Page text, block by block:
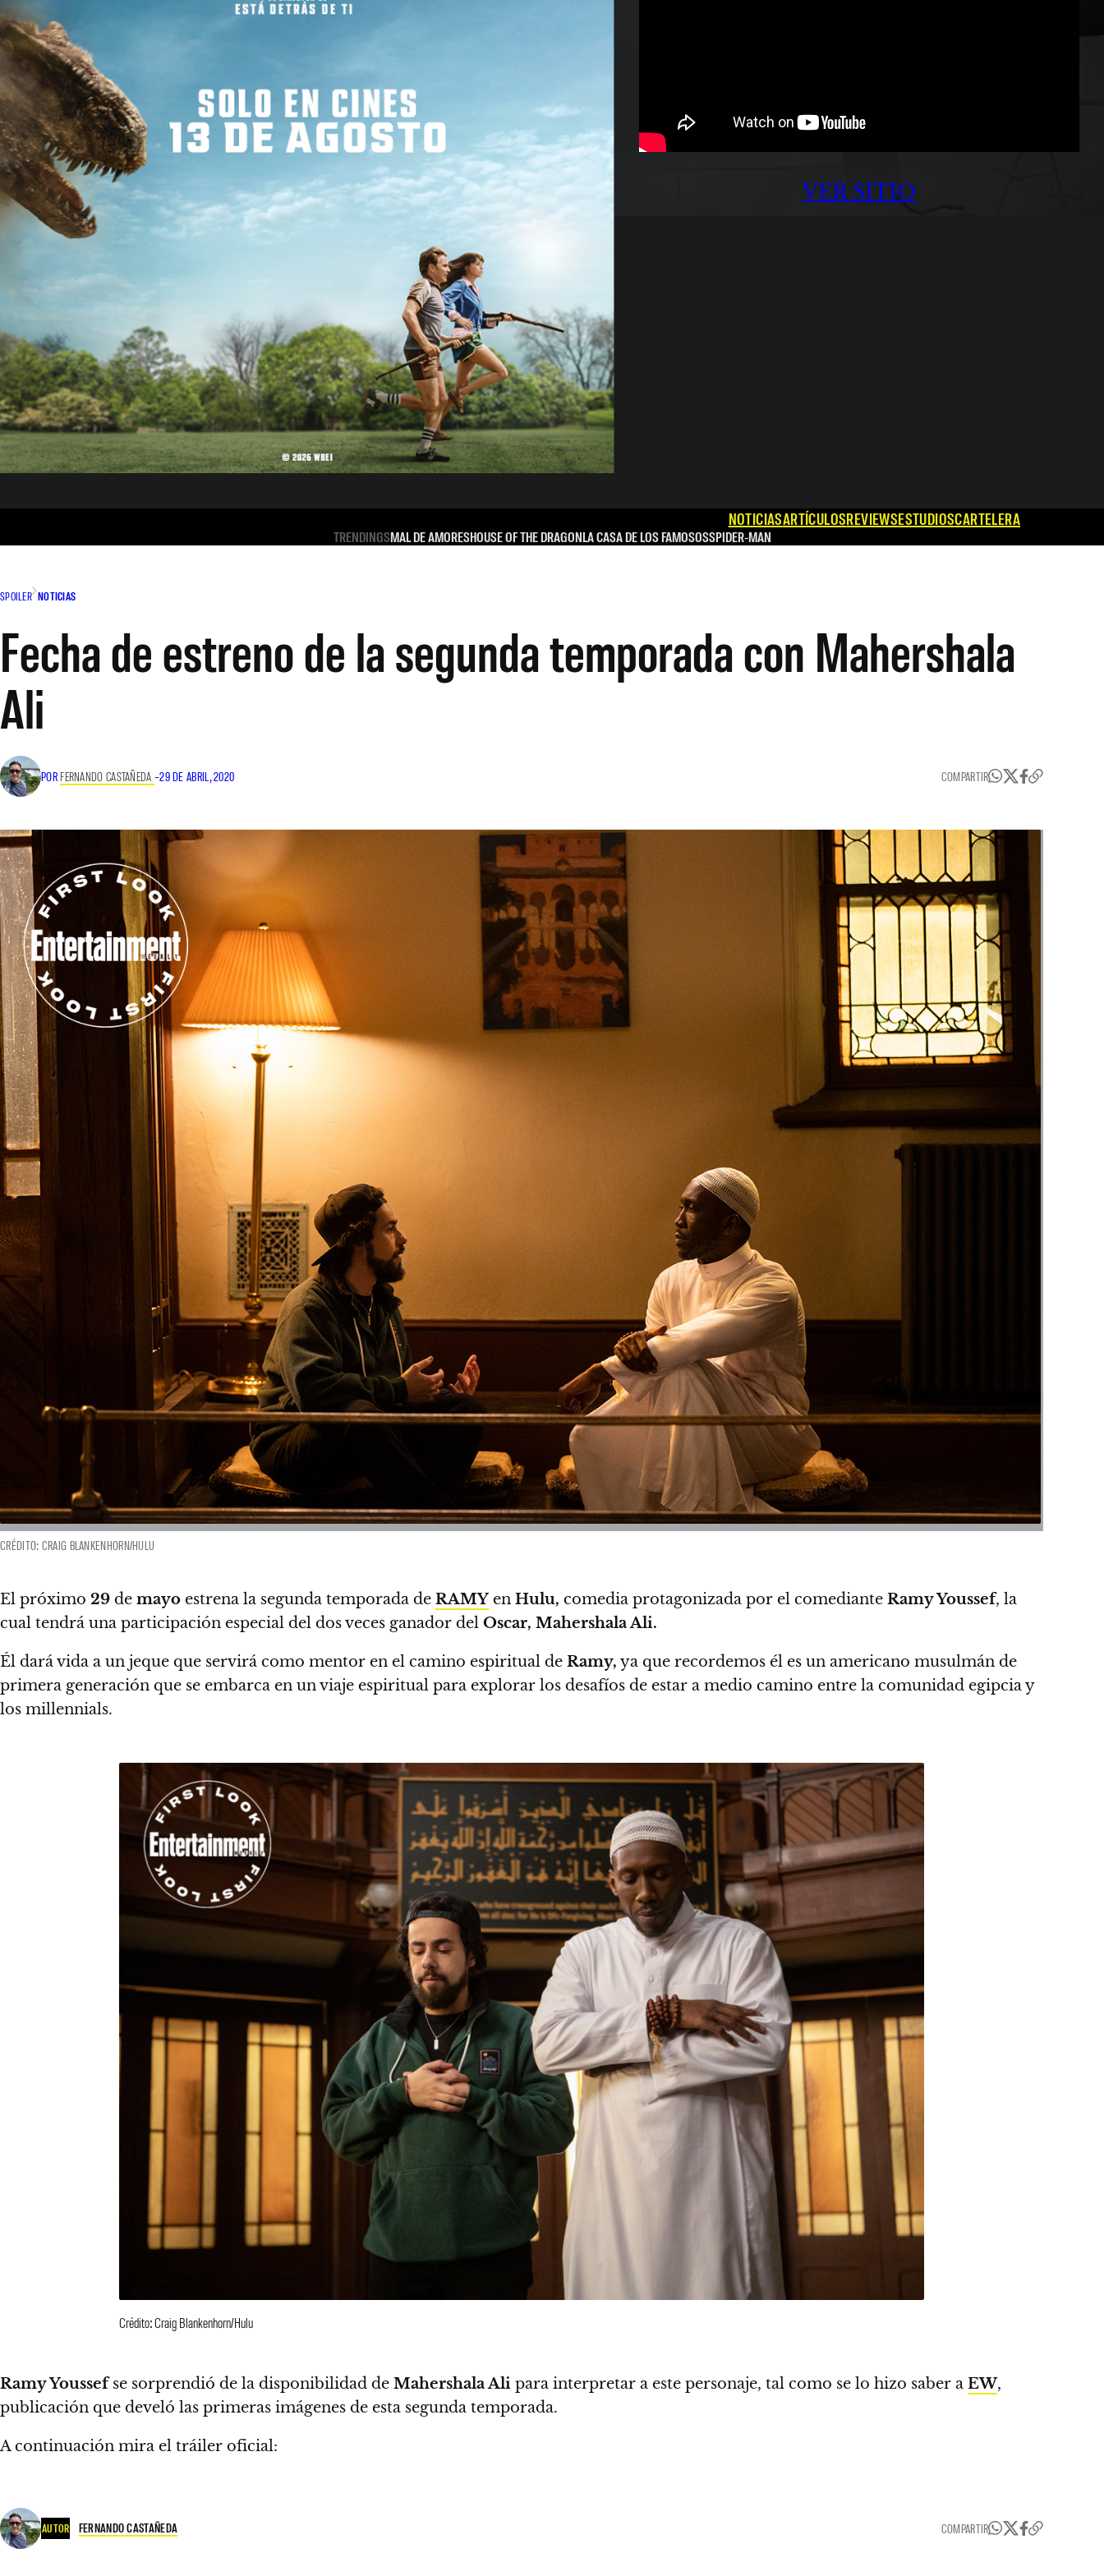
VER SITIO
NOTICIASARTÍCULOSREVIEWSESTUDIOSCARTELERA
TRENDINGSMAL DE AMORESHOUSE OF THE DRAGONLA CASA DE LOS FAMOSOSSPIDER-MAN
SPOILER NOTICIAS
Fecha de estreno de la segunda temporada con Mahershala
Ali
POR FERNANDO CASTAÑEDA –29 DE ABRIL, 2020 COMPARTIR
CRÉDITO: CRAIG BLANKENHORN/HULU
El próximo 29 de mayo estrena la segunda temporada de RAMY en Hulu, comedia protagonizada por el comediante Ramy Youssef, la
cual tendrá una participación especial del dos veces ganador del Oscar, Mahershala Ali.
Él dará vida a un jeque que servirá como mentor en el camino espiritual de Ramy, ya que recordemos él es un americano musulmán de
primera generación que se embarca en un viaje espiritual para explorar los desafíos de estar a medio camino entre la comunidad egipcia y
los millennials.
Crédito: Craig Blankenhorn/Hulu
Ramy Youssefse sorprendió de la disponibilidad de Mahershala Ali para interpretar a este personaje, tal como se lo hizo saber a EW,
publicación que develó las primeras imágenes de esta segunda temporada.
A continuación mira el tráiler oficial:
AUTOR FERNANDO CASTAÑEDA COMPARTIR